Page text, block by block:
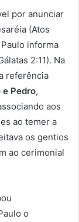
por anunciar
(Atos
informa
2:11). Na
referência
Pedro,
aos
ao temer a
os gentios
ao cerimonial
o